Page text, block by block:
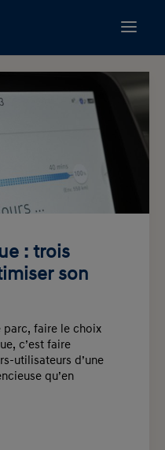
: trois
son
parc, faire le choix
c’est faire
utilisateurs d’une
qu’en